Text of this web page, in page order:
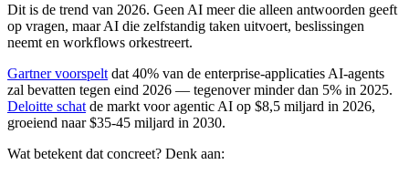
Dit is de trend van 2026. Geen AI meer die alleen antwoorden geeft
op vragen, maar AI die zelfstandig taken uitvoert, beslissingen
neemt en workflows orkestreert.
Gartner voorspelt dat 40% van de enterprise-applicaties AI-agents
zal bevatten tegen eind 2026 — tegenover minder dan 5% in 2025.
Deloitte schat de markt voor agentic AI op $8,5 miljard in 2026,
groeiend naar $35-45 miljard in 2030.
Wat betekent dat concreet? Denk aan: